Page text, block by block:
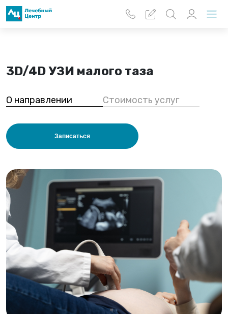
Перейти к основному содержанию
3D/4D УЗИ малого таза
О направлении Стоимость услуг
Записаться